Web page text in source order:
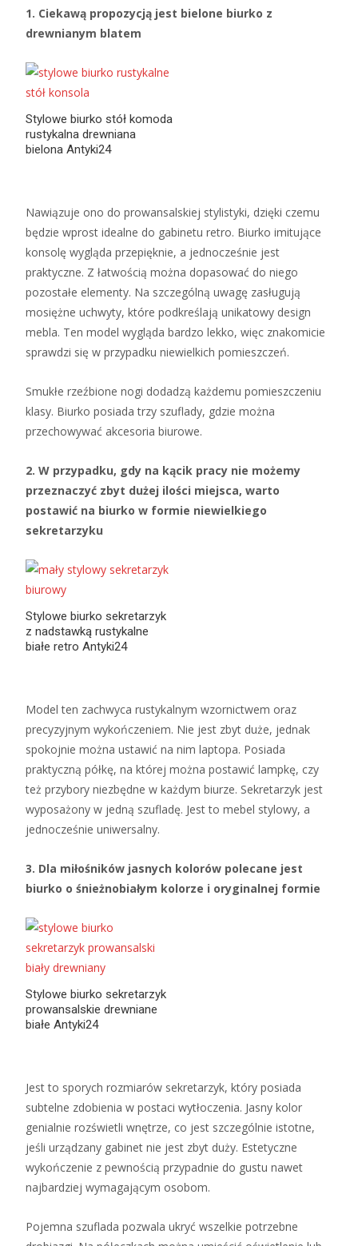
1. Ciekawą propozycją jest bielone biurko z
drewnianym blatem
Stylowe biurko stół komoda
rustykalna drewniana
bielona Antyki24
Nawiązuje ono do prowansalskiej stylistyki, dzięki czemu
będzie wprost idealne do gabinetu retro. Biurko imitujące
konsolę wygląda przepięknie, a jednocześnie jest
praktyczne. Z łatwością można dopasować do niego
pozostałe elementy. Na szczególną uwagę zasługują
mosiężne uchwyty, które podkreślają unikatowy design
mebla. Ten model wygląda bardzo lekko, więc znakomicie
sprawdzi się w przypadku niewielkich pomieszczeń.
Smukłe rzeźbione nogi dodadzą każdemu pomieszczeniu
klasy. Biurko posiada trzy szuflady, gdzie można
przechowywać akcesoria biurowe.
2. W przypadku, gdy na kącik pracy nie możemy
przeznaczyć zbyt dużej ilości miejsca, warto
postawić na biurko w formie niewielkiego
sekretarzyku
Stylowe biurko sekretarzyk
z nadstawką rustykalne
białe retro Antyki24
Model ten zachwyca rustykalnym wzornictwem oraz
precyzyjnym wykończeniem. Nie jest zbyt duże, jednak
spokojnie można ustawić na nim laptopa. Posiada
praktyczną półkę, na której można postawić lampkę, czy
też przybory niezbędne w każdym biurze. Sekretarzyk jest
wyposażony w jedną szufladę. Jest to mebel stylowy, a
jednocześnie uniwersalny.
3. Dla miłośników jasnych kolorów polecane jest
biurko o śnieżnobiałym kolorze i oryginalnej formie
Stylowe biurko sekretarzyk
prowansalskie drewniane
białe Antyki24
Jest to sporych rozmiarów sekretarzyk, który posiada
subtelne zdobienia w postaci wytłoczenia. Jasny kolor
genialnie rozświetli wnętrze, co jest szczególnie istotne,
jeśli urządzany gabinet nie jest zbyt duży. Estetyczne
wykończenie z pewnością przypadnie do gustu nawet
najbardziej wymagającym osobom.
Pojemna szuflada pozwala ukryć wszelkie potrzebne